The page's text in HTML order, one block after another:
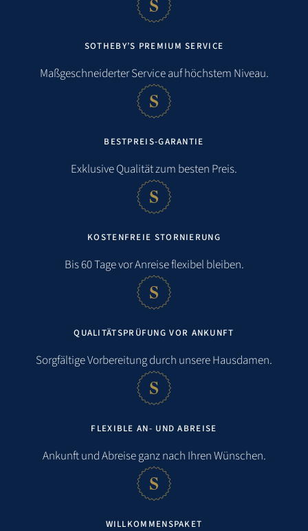
Entfernungen
0,1 km
Einkaufsmöglichkeit:
0,2 km
SOTHEBY’S PREMIUM SERVICE
Maßgeschneiderter Service auf höchstem Niveau.
BESTPREIS-GARANTIE
Exklusive Qualität zum besten Preis.
KOSTENFREIE STORNIERUNG
Bis 60 Tage vor Anreise flexibel bleiben.
QUALITÄTSPRÜFUNG VOR ANKUNFT
Sorgfältige Vorbereitung durch unsere Hausdamen.
FLEXIBLE AN- UND ABREISE
Ankunft und Abreise ganz nach Ihren Wünschen.
WILLKOMMENSPAKET